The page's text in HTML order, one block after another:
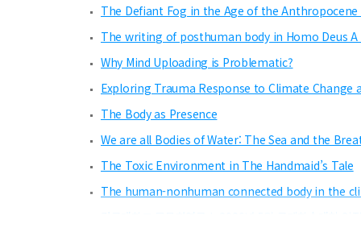
The Defiant Fog in the Age of the Anthropocene
The writing of posthuman body in Homo Deus
Why Mind Uploading is Problematic?
Exploring Trauma Response to Climate Change
The Body as Presence
We are all Bodies of Water: The Sea and the
The Toxic Environment in The Handmaid’s Tale
The human-nonhuman connected body in the